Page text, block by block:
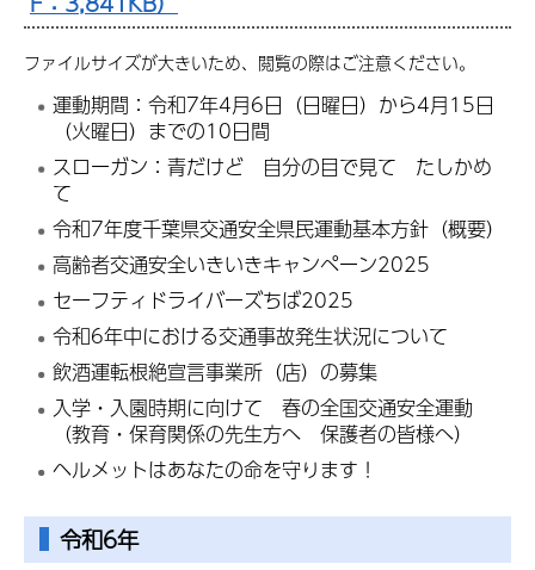
ファイルサイズが大きいため、閲覧の際はご注意ください。
運動期間：令和7年4月6日（日曜日）から4月15日
（火曜日）までの10日間
スローガン：青だけど 自分の目で見て たしかめ
て
令和7年度千葉県交通安全県民運動基本方針（概要）
高齢者交通安全いきいきキャンペーン2025
セーフティドライバーズちば2025
令和6年中における交通事故発生状況について
飲酒運転根絶宣言事業所（店）の募集
入学・入園時期に向けて 春の全国交通安全運動
（教育・保育関係の先生方へ 保護者の皆様へ）
ヘルメットはあなたの命を守ります！
令和6年